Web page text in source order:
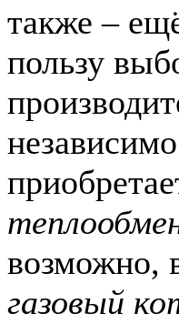
также –
пользу
возможно,
газовый